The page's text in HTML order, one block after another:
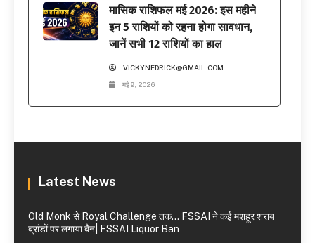
मासिक राशिफल मई 2026: इस महीने
इन 5 राशियों को रहना होगा सावधान,
जानें सभी 12 राशियों का हाल
VICKYNEDRICK@GMAIL.COM
मई 9, 2026
Latest News
Old Monk से Royal Challenge तक… FSSAI ने कई मशहूर शराब
ब्रांडों पर लगाया बैन| FSSAI Liquor Ban